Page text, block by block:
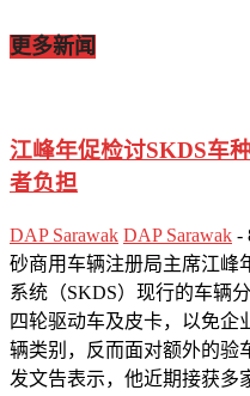
更多新闻
江峰年促检讨SKDS车
者负担
DAP Sarawak DAP Sarawak -
砂商用车辆注册局主席江峰
系统（SKDS）现行的车辆
四轮驱动车及皮卡，以免企
辆类别，反而面对额外的验
发文告表示，他近期接获多